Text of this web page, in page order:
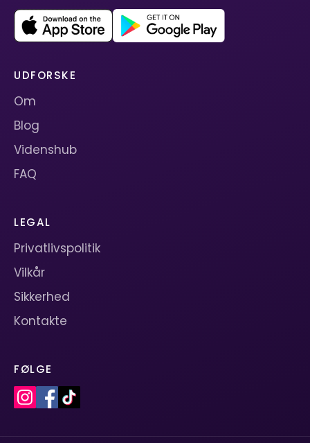
UDFORSKE
Om
Blog
Videnshub
FAQ
LEGAL
Privatlivspolitik
Vilkår
Sikkerhed
Kontakte
FØLGE